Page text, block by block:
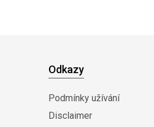
Odkazy
Podmínky užívání
Disclaimer